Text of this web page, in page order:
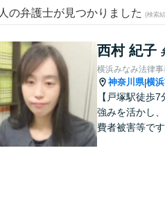
人の弁護士が見つかりました (検索
西村 紀子
横浜みなみ法律
神奈川県|横
【戸塚駅徒歩
強みを活かし
費者被害等で